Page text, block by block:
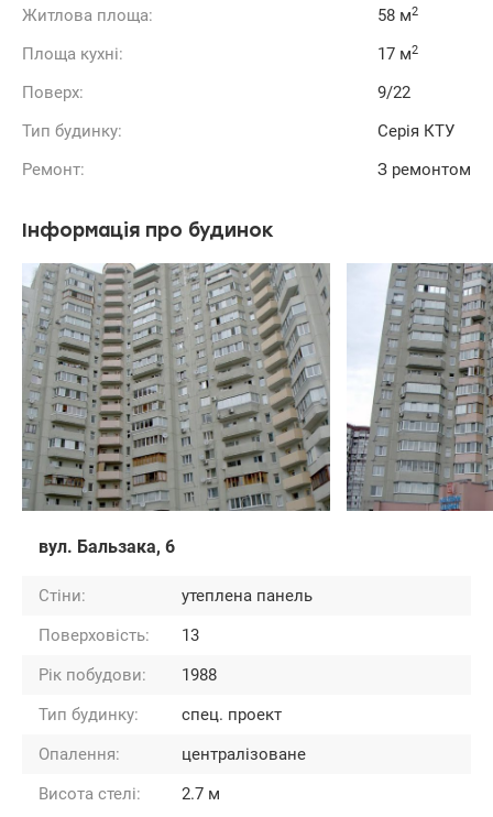
Житлова площа: 58 м2
Площа кухні: 17 м2
Поверх:
9/22
Тип будинку:
Серія КТУ
Ремонт:
З ремонтом
Інформація про будинок
вул. Бальзака, 6
Стіни:
утеплена панель
Поверховість:
13
Рік побудови:
1988
Тип будинку:
спец. проект
Опалення:
централізоване
Висота стелі:
2.7 м